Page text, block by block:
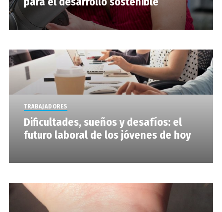
TRABAJADORES
Dificultades, sueños y desafíos: el
futuro laboral de los jóvenes de hoy